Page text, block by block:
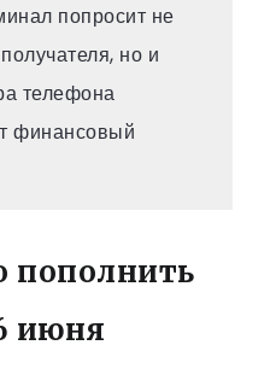
попросит не
но и
телефона
финансовый
пополнить
июня